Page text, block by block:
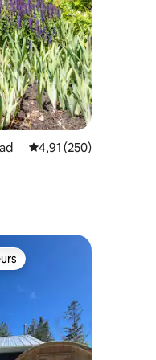
Évaluation moyenne
4,91 (250)
les plus appréciés